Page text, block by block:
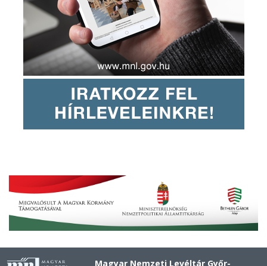
Magyar Nemzeti Levéltár Győr-